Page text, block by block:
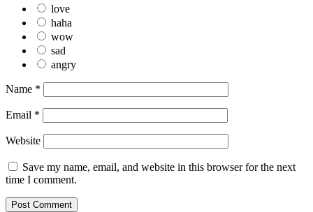
love
haha
wow
sad
angry
Name *
Email *
Website
Save my name, email, and website in this browser for the next
time I comment.